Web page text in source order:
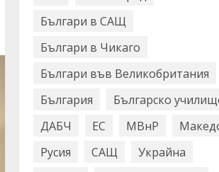
Българи в САЩ
Българи в Чикаго
Българи във Великобритания
България
Българско
ДАБЧ
ЕС МВнР
Русия
САЩ
Украйна